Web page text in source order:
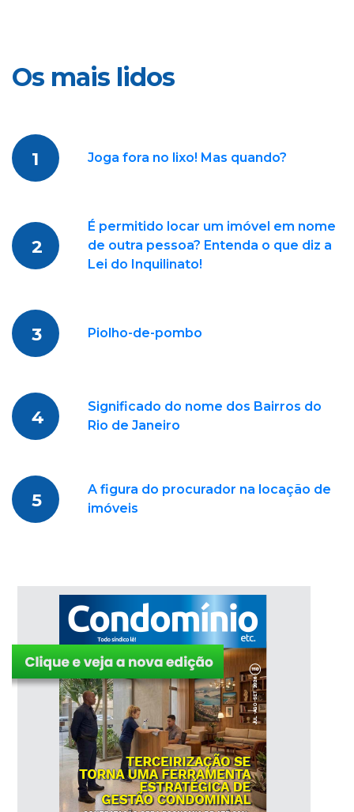
Os mais lidos
1 Joga fora no lixo! Mas quando?
2
É permitido locar um imóvel em nome
de outra pessoa? Entenda o que diz a
Lei do Inquilinato!
3 Piolho-de-pombo
4
Significado do nome dos Bairros do
Rio de Janeiro
5
A figura do procurador na locação de
imóveis